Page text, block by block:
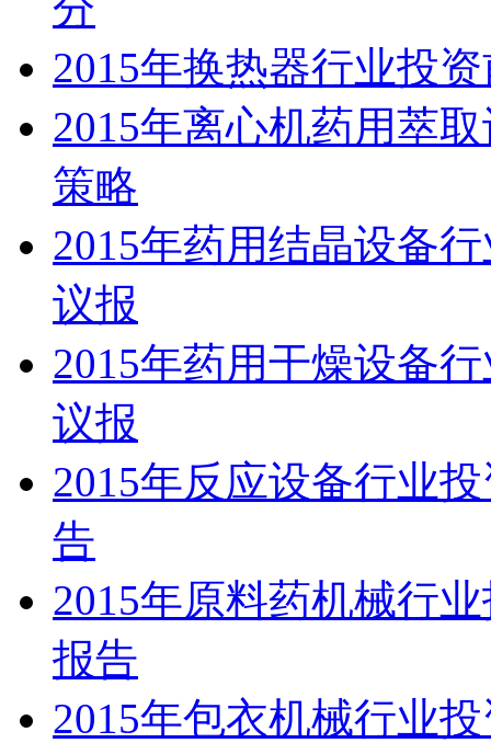
2015年换热器行业投
2015年离心机药用萃
策略
2015年药用结晶设备
议报
2015年药用干燥设备
议报
2015年反应设备行业
告
2015年原料药机械行
报告
2015年包衣机械行业